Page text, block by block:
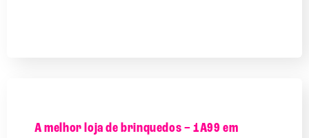
A melhor loja de brinquedos – 1A99 em